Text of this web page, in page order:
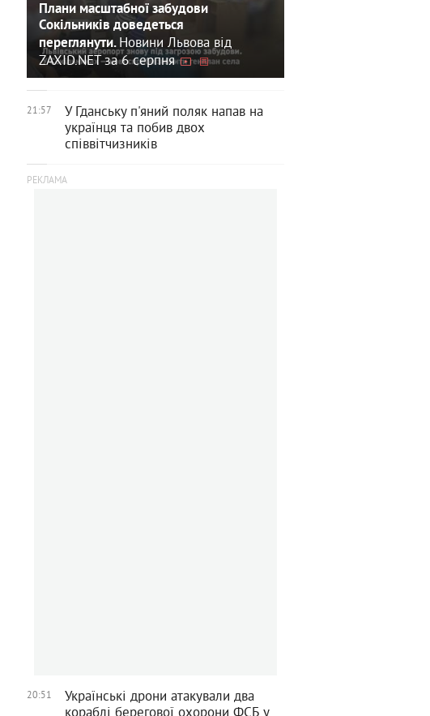
Плани масштабної забудови
Сокільників доведеться
переглянути. Новини Львова від
ZAXID.NET за 6 серпня
21:57
У Гданську п'яний поляк напав на
українця та побив двох
співвітчизників
20:51
Українські дрони атакували два
кораблі берегової охорони ФСБ у